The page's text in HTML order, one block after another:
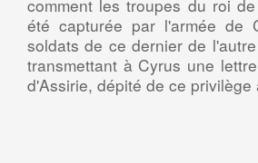
comment les troupes du roi
été capturée par l'armée de
soldats de ce dernier de
transmettant à Cyrus une
d'Assirie, dépité de ce